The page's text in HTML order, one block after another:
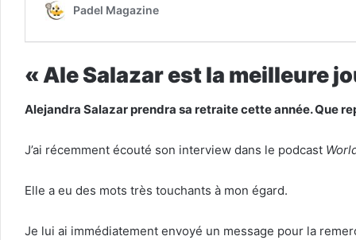
« Ale Salazar est la meilleure
Alejandra Salazar prendra sa retraite cette année. Que
J’ai récemment écouté son interview dans le podcast
Elle a eu des mots très touchants à mon égard.
Je lui ai immédiatement envoyé un message pour la